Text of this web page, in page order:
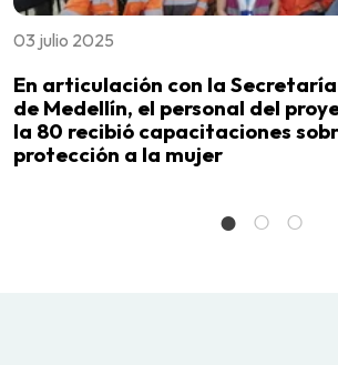
03 julio 2025
En articulación con la
de Medellín, el personal del
la 80 recibió capacitaciones
protección a la mujer